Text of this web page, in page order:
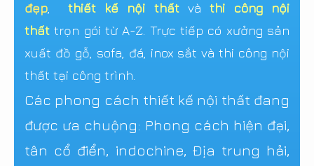
đẹp
thiết kế nội thấtvàthi công nội
thất trọn gói từ A-Z. Trực tiếp có xưởng sản
xuất đồ gỗ, sofa, đá, inox sắt và thi công nội
thất tại công trình.
Các phong cách thiết kế nội thất đang
được ưa chuộng: Phong cách hiện đại,
tân cổ điển, indochine, Địa trung hải,